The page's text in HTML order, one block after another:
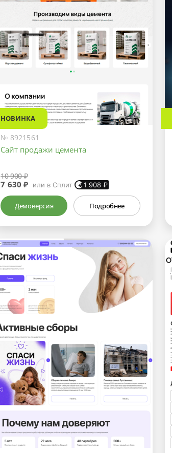
НОВИНКА
№ 8921561
Сайт продажи цемента
10 900 ₽
7 630 ₽ или в Сплит 1 908₽
Демоверсия Подробнее